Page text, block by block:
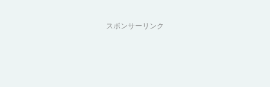
スポンサーリンク